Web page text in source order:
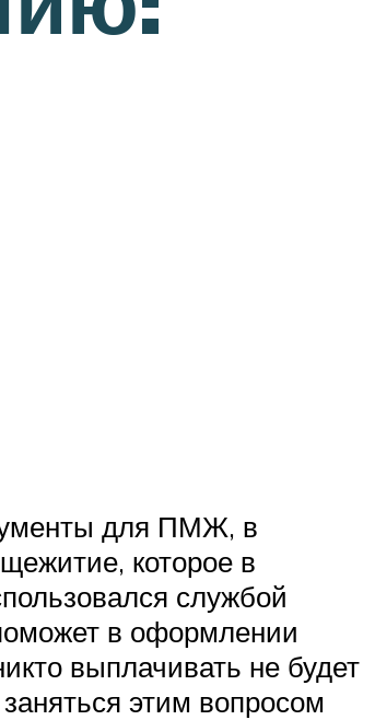
для ПМЖ, в
которое в
службой
в оформлении
выплачивать не будет
этим вопросом